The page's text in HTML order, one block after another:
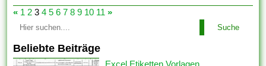
« 1 2 3 4 5 6 7 8 9 10 11 »
Suche
Beliebte Beiträge